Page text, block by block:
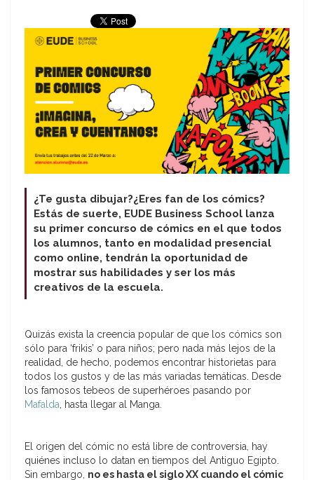
¿Te gusta dibujar?¿Eres fan de los cómics?
Estás de suerte, EUDE Business School lanza
su primer concurso de cómics en el que todos
los alumnos, tanto en modalidad presencial
como online, tendrán la oportunidad de
mostrar sus habilidades y ser los más
creativos de la escuela.
Quizás exista la creencia popular de que los cómics son
sólo para ‘frikis’ o para niños; pero nada más lejos de la
realidad, de hecho, podemos encontrar historietas para
todos los gustos y de las más variadas temáticas. Desde
los famosos tebeos de superhéroes pasando por
Mafalda , hasta llegar al Manga.
El origen del cómic no está libre de controversia, hay
quiénes incluso lo datan en tiempos del Antiguo Egipto.
Sin embargo, no es hasta el siglo XX cuando el cómic